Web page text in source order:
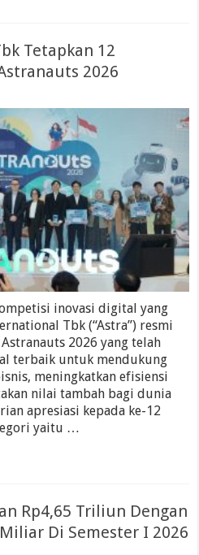
Tetapkan 12
2026
inovasi digital yang
Tbk (“Astra”) resmi
2026 yang telah
terbaik untuk mendukung
meningkatkan efisiensi
nilai tambah bagi dunia
apresiasi kepada ke-12
yaitu …
Rp4,65 Triliun Dengan
Di Semester I 2026